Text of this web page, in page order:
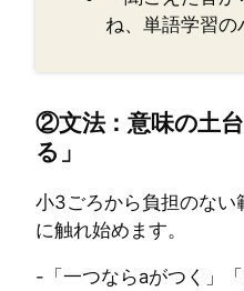
ね、単語学習の
②文法：意味の土
る」
小3ごろから負担のない
に触れ始めます。
-「一つならaがつく」